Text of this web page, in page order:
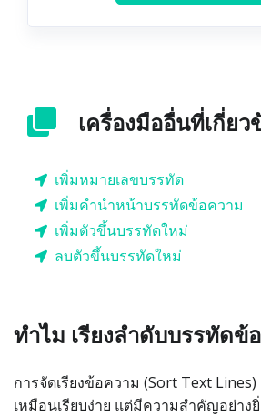
เครื่องมืออื่นที่เกี่ยว
เพิ่มหมายเลขบรรทัด
เพิ่มคำนำหน้าบรรทัดข้อความ
เพิ่มตัวขึ้นบรรทัดใหม่
ลบตัวขึ้นบรรทัดใหม่
ทำไม เรียงลำดับบรรทัดข้
การจัดเรียงข้อความ (Sort Text
เหมือนเรียบง่าย แต่มีความสำคัญอย่าง